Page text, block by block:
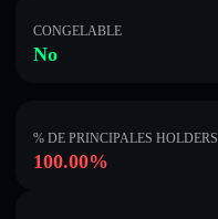
CONGELABLE
No
% DE PRINCIPALES HOLDERS
100.00%